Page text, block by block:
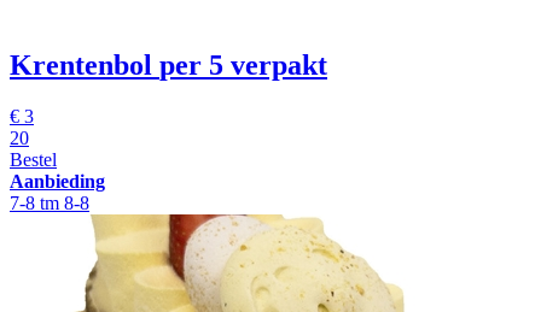
Krentenbol per 5 verpakt
€ 3
20
Bestel
Aanbieding
7-8 tm 8-8